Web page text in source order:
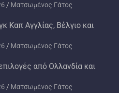
Ματσωμένος Γάτος
Καπ Αγγλίας, Βέλγιο και
Ματσωμένος Γάτος
από Ολλανδία και
Ματσωμένος Γάτος